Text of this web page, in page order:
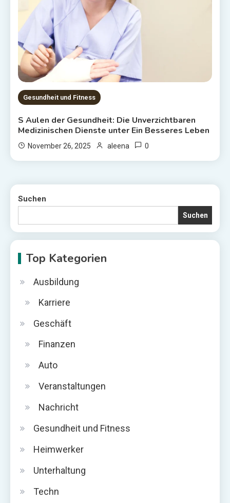
Gesundheit und Fitness
S Aulen der Gesundheit: Die Unverzichtbaren
Medizinischen Dienste unter Ein Besseres Leben
November 26, 2025 aleena 0
Suchen
Suchen
Top Kategorien
Ausbildung
Karriere
Geschäft
Finanzen
Auto
Veranstaltungen
Nachricht
Gesundheit und Fitness
Heimwerker
Unterhaltung
Techn